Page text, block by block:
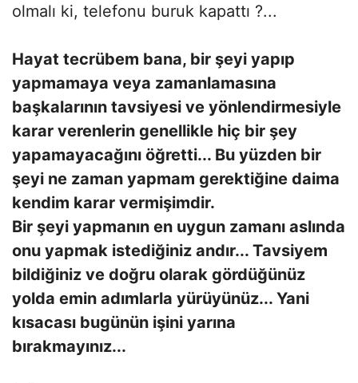
olmalı ki, telefonu buruk kapattı ?...
Hayat tecrübem bana, bir şeyi yapıp
yapmamaya veya zamanlamasına
başkalarının tavsiyesi ve yönlendirmesiyle
karar verenlerin genellikle hiç bir şey
yapamayacağını öğretti... Bu yüzden bir
şeyi ne zaman yapmam gerektiğine daima
kendim karar vermişimdir.
Bir şeyi yapmanın en uygun zamanı aslında
onu yapmak istediğiniz andır... Tavsiyem
bildiğiniz ve doğru olarak gördüğünüz
yolda emin adımlarla yürüyünüz... Yani
kısacası bugünün işini yarına
bırakmayınız...